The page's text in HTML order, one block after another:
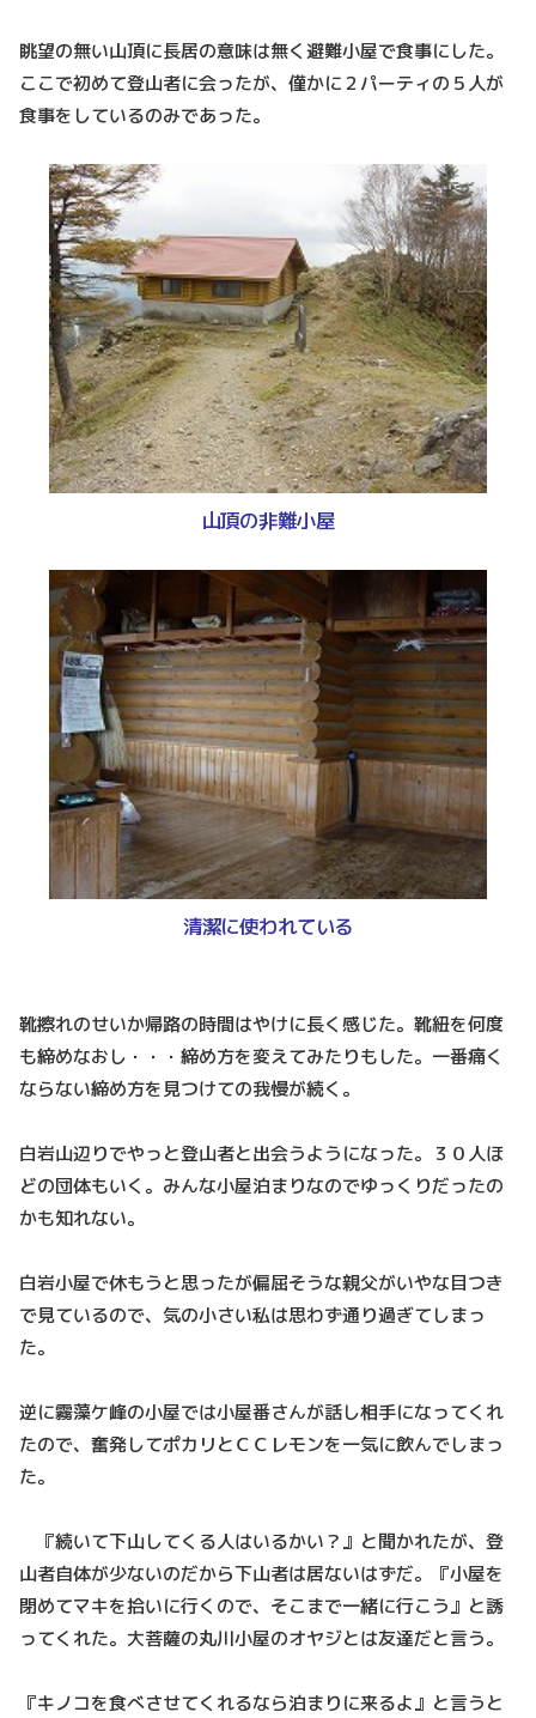
眺望の無い山頂に長居の意味は無く避難小屋で食事にした。
ここで初めて登山者に会ったが、僅かに２パーティの５人が
食事をしているのみであった。
山頂の非難小屋
清潔に使われている
靴擦れのせいか帰路の時間はやけに長く感じた。靴紐を何度
も締めなおし・・・締め方を変えてみたりもした。一番痛く
ならない締め方を見つけての我慢が続く。
白岩山辺りでやっと登山者と出会うようになった。３０人ほ
どの団体もいく。みんな小屋泊まりなのでゆっくりだったの
かも知れない。
白岩小屋で休もうと思ったが偏屈そうな親父がいやな目つき
で見ているので、気の小さい私は思わず通り過ぎてしまっ
た。
逆に霧藻ケ峰の小屋では小屋番さんが話し相手になってくれ
たので、奮発してポカリとＣＣレモンを一気に飲んでしまっ
た。
『続いて下山してくる人はいるかい？』と聞かれたが、登
山者自体が少ないのだから下山者は居ないはずだ。『小屋を
閉めてマキを拾いに行くので、そこまで一緒に行こう』と誘
ってくれた。大菩薩の丸川小屋のオヤジとは友達だと言う。
『キノコを食べさせてくれるなら泊まりに来るよ』と言うと